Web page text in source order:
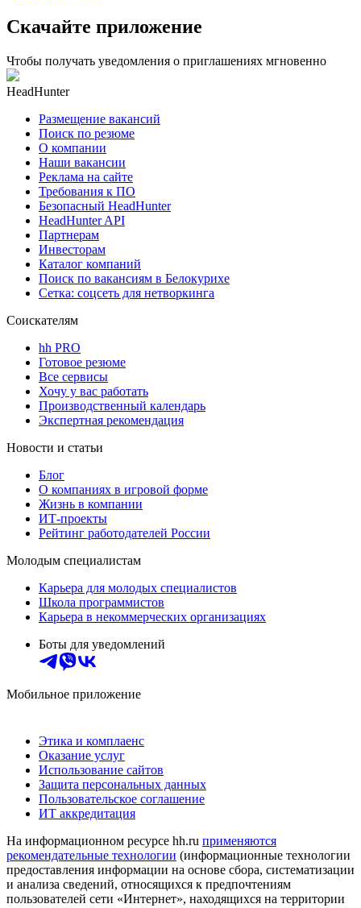
Скачайте приложение
Чтобы получать уведомления о приглашениях мгновенно
HeadHunter
Размещение вакансий
Поиск по резюме
О компании
Наши вакансии
Реклама на сайте
Требования к ПО
Безопасный HeadHunter
HeadHunter API
Партнерам
Инвесторам
Каталог компаний
Поиск по вакансиям в Белокурихе
Сетка: соцсеть для нетворкинга
Соискателям
hh PRO
Готовое резюме
Все сервисы
Хочу у вас работать
Производственный календарь
Экспертная рекомендация
Новости и статьи
Блог
О компаниях в игровой форме
Жизнь в компании
ИТ-проекты
Рейтинг работодателей России
Молодым специалистам
Карьера для молодых специалистов
Школа программистов
Карьера в некоммерческих организациях
Боты для уведомлений
Мобильное приложение
Этика и комплаенс
Оказание услуг
Использование сайтов
Защита персональных данных
Пользовательское соглашение
ИТ аккредитация
На информационном ресурсе hh.ru применяются
рекомендательные технологии (информационные технологии
предоставления информации на основе сбора, систематизации
и анализа сведений, относящихся к предпочтениям
пользователей сети «Интернет», находящихся на территории